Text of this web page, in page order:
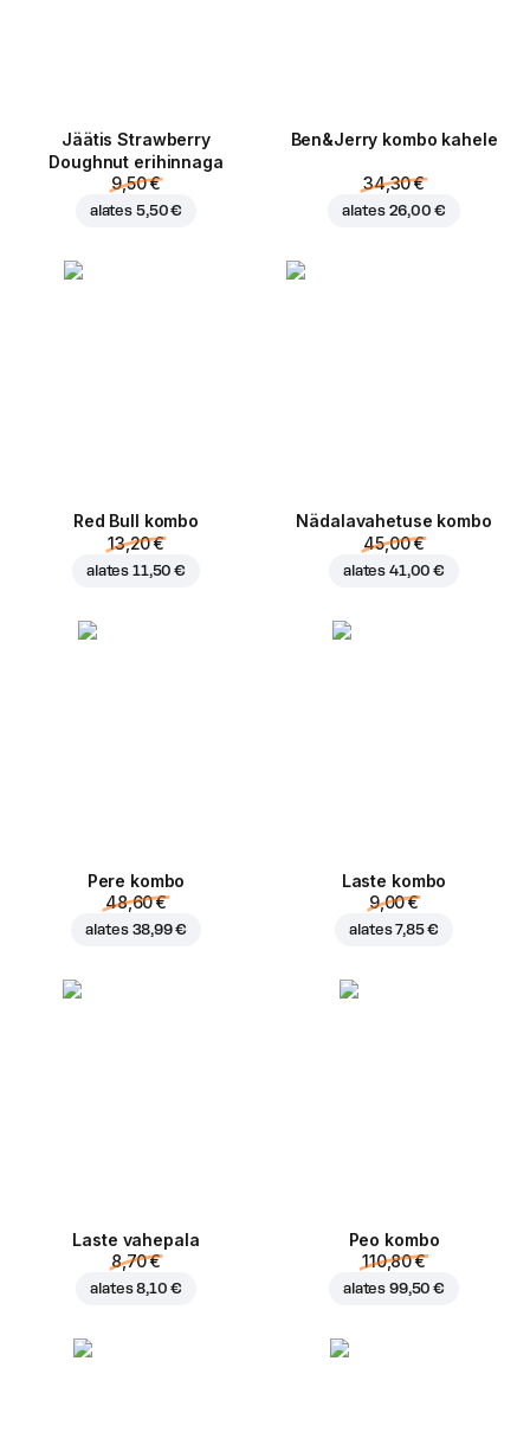
Jäätis Strawberry
Doughnut erihinnaga
9,50 €
alates 5,50 €
Ben&Jerry kombo kahele
34,30 €
alates 26,00 €
Red Bull kombo
13,20 €
alates 11,50 €
Nädalavahetuse kombo
45,00 €
alates 41,00 €
Pere kombo
48,60 €
alates 38,99 €
Laste kombo
9,00 €
alates7,85 €
Laste vahepala
8,70 €
alates8,10 €
Peo kombo
110,80 €
alates 99,50 €